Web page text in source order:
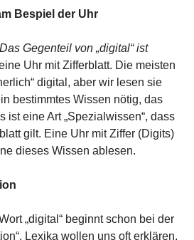
Bespiel der Uhr
Das Gegenteil von „digital“ ist
Uhr mit Zifferblatt. Die meisten
digital, aber wir lesen sie
bestimmtes Wissen nötig, das
ist eine Art „Spezialwissen“, dass
gilt. Eine Uhr mit Ziffer (Digits)
dieses Wissen ablesen.
„digital“ beginnt schon bei der
Lexika wollen uns oft erklären,